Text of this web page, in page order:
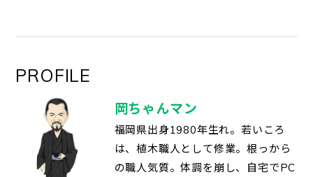
PROFILE
岡ちゃんマン
福岡県出身1980年生れ。若いころ
は、植木職人として修業。根っから
の職人気質。体調を崩し、自宅でPC